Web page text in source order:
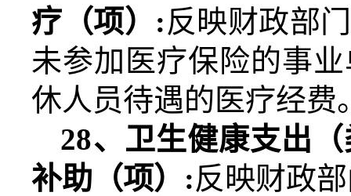
疗（项） :反映财政部
未参加医疗保险的事
休人员待遇的医疗经费
28、卫生健康支出
补助（项） :反映财政